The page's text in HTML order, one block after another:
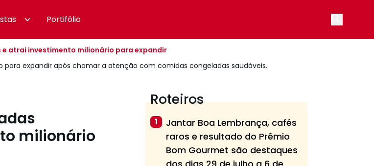
Portifólio
atrai investimento milionário para expandir
expandir após chamar a atenção com comidas congeladas saudáveis.
milionário
Roteiros
1
Jantar Boa Lembrança, cafés
raros e resultado do Prêmio
Bom Gourmet são destaques